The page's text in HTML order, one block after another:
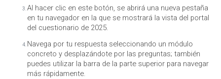
Al hacer clic en este botón, se abrirá una nueva pestaña
en tu navegador en la que se mostrará la vista del portal
del cuestionario de 2025.
Navega por tu respuesta seleccionando un módulo
concreto y desplazándote por las preguntas; también
puedes utilizar la barra de la parte superior para navegar
más rápidamente.